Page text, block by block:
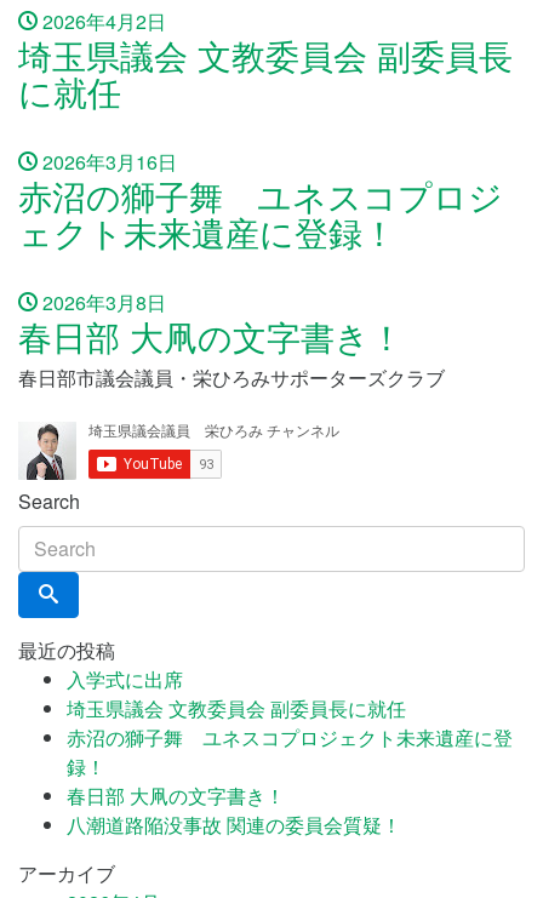
2026年4月2日
埼玉県議会 文教委員会 副委員長
に就任
2026年3月16日
赤沼の獅子舞 ユネスコプロジ
ェクト未来遺産に登録！
2026年3月8日
春日部 大凧の文字書き！
春日部市議会議員・栄ひろみサポーターズクラブ
Search
最近の投稿
入学式に出席
埼玉県議会 文教委員会 副委員長に就任
赤沼の獅子舞 ユネスコプロジェクト未来遺産に登
録！
春日部 大凧の文字書き！
八潮道路陥没事故 関連の委員会質疑！
アーカイブ